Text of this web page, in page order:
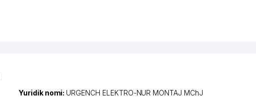
Yuridik nomi: URGENCH ELEKTRO-NUR MONTAJ MChJ